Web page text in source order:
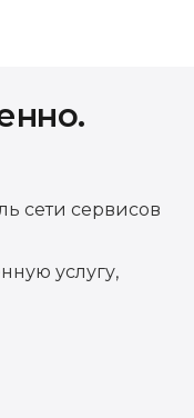
сети сервисов
услугу,